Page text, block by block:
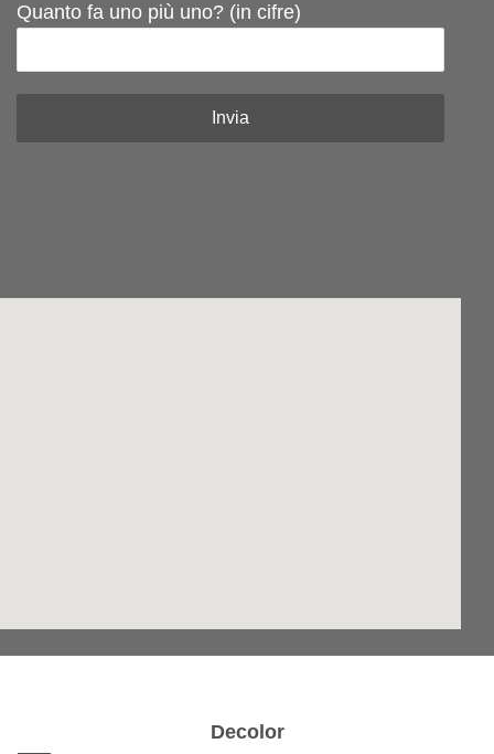
Quanto fa uno più uno? (in cifre)
Decolor